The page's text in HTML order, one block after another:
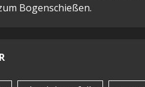
Bogenschießen.